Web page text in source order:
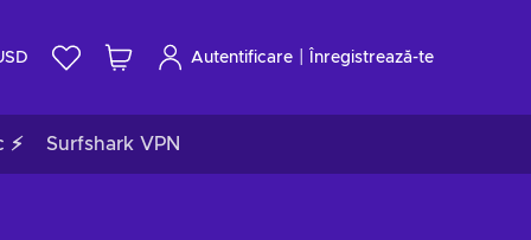
Autentificare Înregistrează-te
Surfshark VPN